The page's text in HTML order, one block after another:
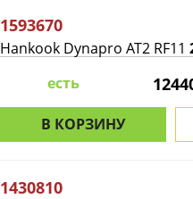
1593670
Hankook Dynapro AT2 RF11
есть
В КОРЗИНУ
1430810